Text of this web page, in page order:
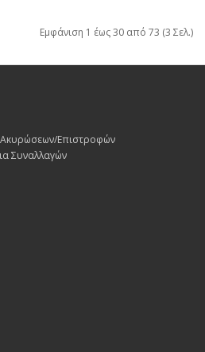
Εμφάνιση 1 έως 30 από 73 (3 Σελ.)
Ακυρώσεων/Επιστροφών
Συναλλαγών